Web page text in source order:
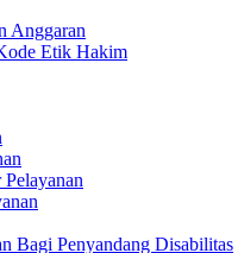
Anggaran
Etik Hakim
Bagi Penyandang Disabilitas